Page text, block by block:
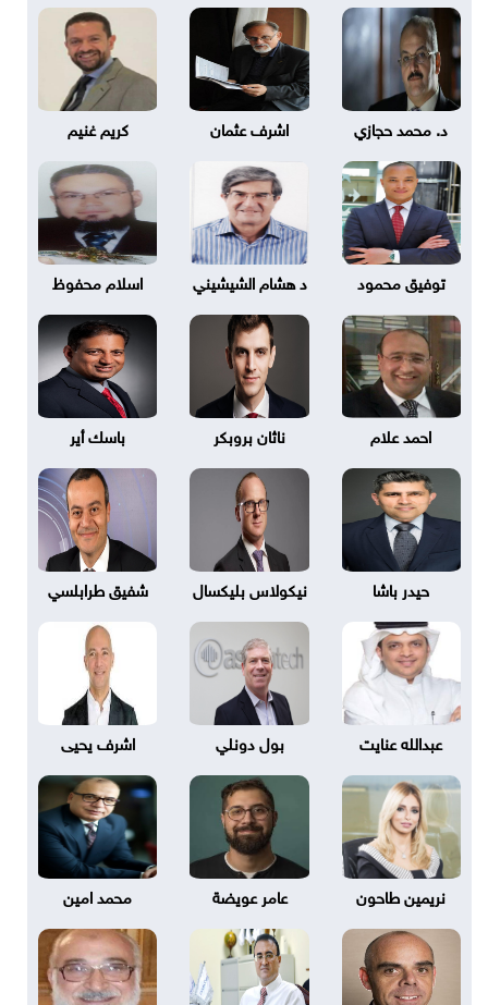
د. محمد حجازي اشرف عثمان كريم غنيم
توفيق محمود د هشام الشيشيني اسلام محفوظ
احمد علام ناثان بروبكر باسك أير
حيدر باشا نيكولاس بليكسال شفيق طرابلسي
عبدالله عنايت بول دونلي اشرف يحيى
نريمين طاحون عامر عويضة محمد امين